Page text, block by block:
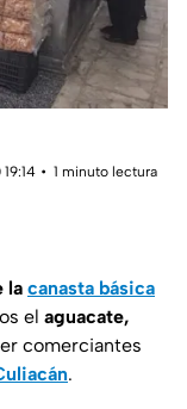
1 minuto lectura
la canasta básica
el aguacate,
comerciantes
.